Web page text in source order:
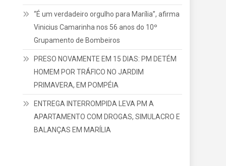
“É um verdadeiro orgulho para Marília”, afirma
Vinicius Camarinha nos 56 anos do 10º
Grupamento de Bombeiros
PRESO NOVAMENTE EM 15 DIAS: PM DETÉM
HOMEM POR TRÁFICO NO JARDIM
PRIMAVERA, EM POMPÉIA
ENTREGA INTERROMPIDA LEVA PM A
APARTAMENTO COM DROGAS, SIMULACRO E
BALANÇAS EM MARÍLIA